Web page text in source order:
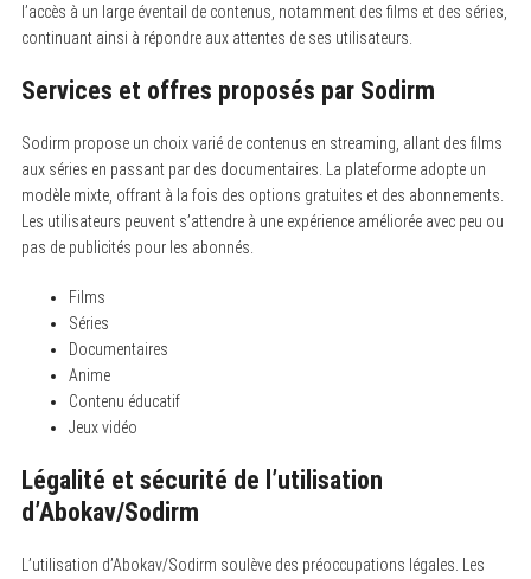
l’accès à un large éventail de contenus, notamment des films et des séries,
continuant ainsi à répondre aux attentes de ses utilisateurs.
Services et offres proposés par Sodirm
Sodirm propose un choix varié de contenus en streaming, allant des films
aux séries en passant par des documentaires. La plateforme adopte un
modèle mixte, offrant à la fois des options gratuites et des abonnements.
Les utilisateurs peuvent s’attendre à une expérience améliorée avec peu ou
pas de publicités pour les abonnés.
Films
Séries
Documentaires
Anime
Contenu éducatif
Jeux vidéo
Légalité et sécurité de l’utilisation
d’Abokav/Sodirm
L’utilisation d’Abokav/Sodirm soulève des préoccupations légales. Les